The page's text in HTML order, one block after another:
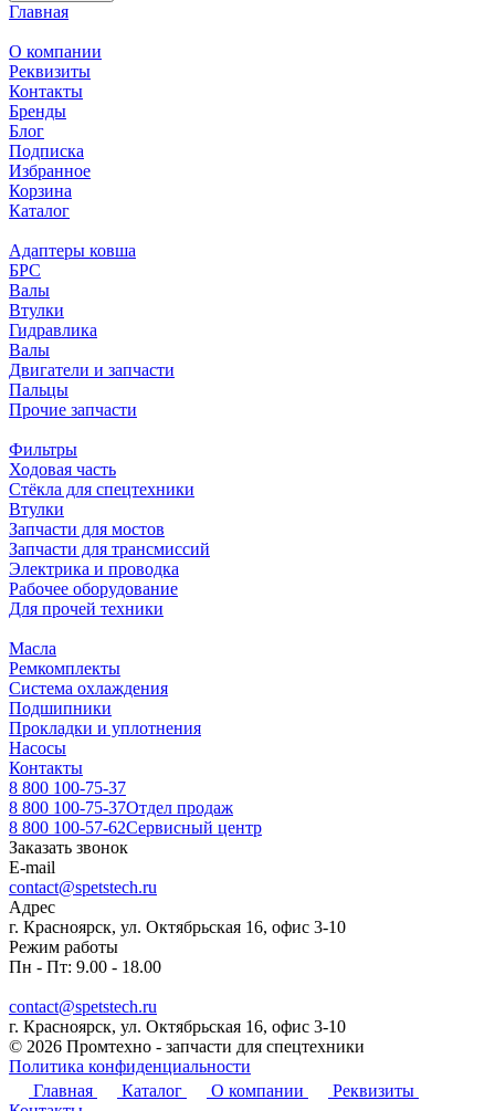
Главная
О компании
Реквизиты
Контакты
Бренды
Блог
Подписка
Избранное
Корзина
Каталог
Адаптеры ковша
БРС
Валы
Втулки
Гидравлика
Валы
Двигатели и запчасти
Пальцы
Прочие запчасти
Фильтры
Ходовая часть
Стёкла для спецтехники
Втулки
Запчасти для мостов
Запчасти для трансмиссий
Электрика и проводка
Рабочее оборудование
Для прочей техники
Масла
Ремкомплекты
Система охлаждения
Подшипники
Прокладки и уплотнения
Насосы
Контакты
8 800 100-75-37
8 800 100-75-37Отдел продаж
8 800 100-57-62Сервисный центр
Заказать звонок
E-mail
contact@spetstech.ru
Адрес
г. Красноярск, ул. Октябрьская 16, офис 3-10
Режим работы
Пн - Пт: 9.00 - 18.00
contact@spetstech.ru
г. Красноярск, ул. Октябрьская 16, офис 3-10
© 2026 Промтехно - запчасти для спецтехники
Политика конфиденциальности
Главная
Каталог О компании
Реквизиты